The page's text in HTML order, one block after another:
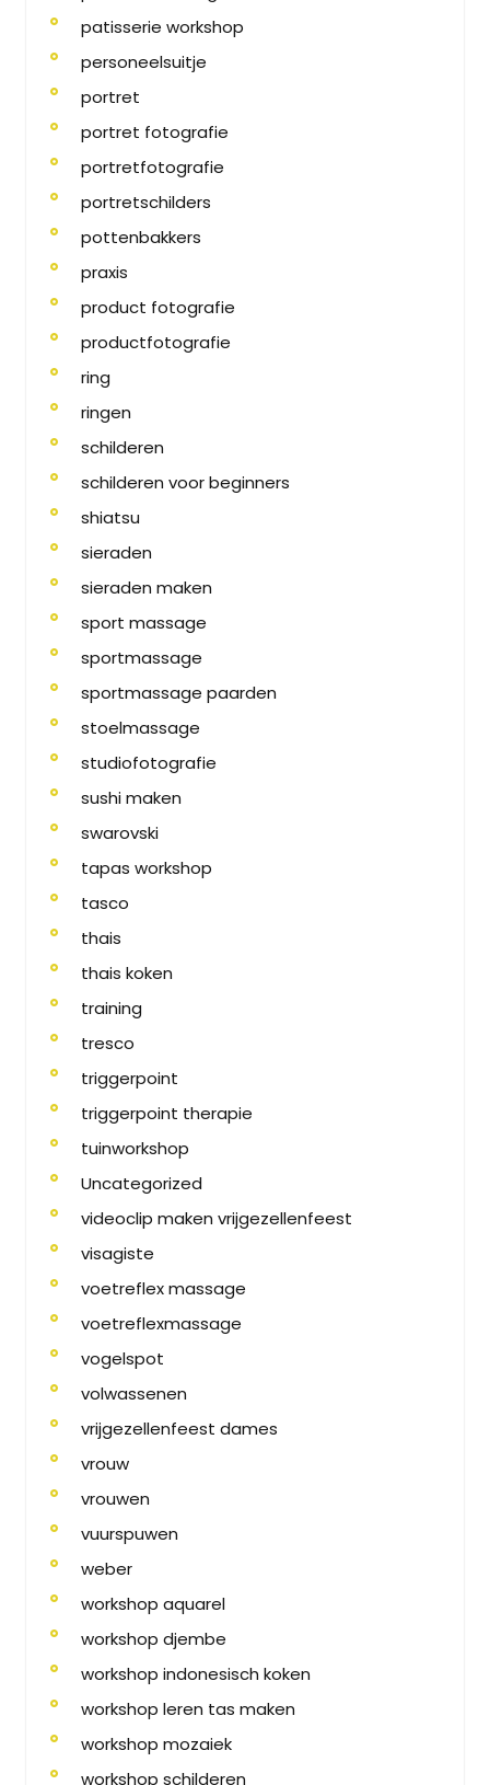
patisserie workshop
personeelsuitje
portret
portret fotografie
portretfotografie
portretschilders
pottenbakkers
praxis
product fotografie
productfotografie
ring
ringen
schilderen
schilderen voor beginners
shiatsu
sieraden
sieraden maken
sport massage
sportmassage
sportmassage paarden
stoelmassage
studiofotografie
sushi maken
swarovski
tapas workshop
tasco
thais
thais koken
training
tresco
triggerpoint
triggerpoint therapie
tuinworkshop
Uncategorized
videoclip maken vrijgezellenfeest
visagiste
voetreflex massage
voetreflexmassage
vogelspot
volwassenen
vrijgezellenfeest dames
vrouw
vrouwen
vuurspuwen
weber
workshop aquarel
workshop djembe
workshop indonesisch koken
workshop leren tas maken
workshop mozaiek
workshop schilderen